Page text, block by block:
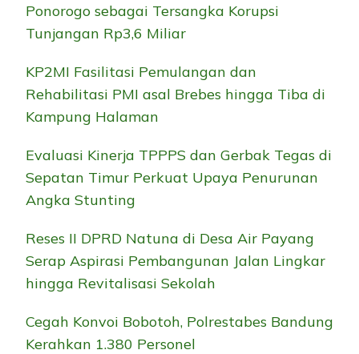
Ponorogo sebagai Tersangka Korupsi
Tunjangan Rp3,6 Miliar
KP2MI Fasilitasi Pemulangan dan
Rehabilitasi PMI asal Brebes hingga Tiba di
Kampung Halaman
Evaluasi Kinerja TPPPS dan Gerbak Tegas di
Sepatan Timur Perkuat Upaya Penurunan
Angka Stunting
Reses II DPRD Natuna di Desa Air Payang
Serap Aspirasi Pembangunan Jalan Lingkar
hingga Revitalisasi Sekolah
Cegah Konvoi Bobotoh, Polrestabes Bandung
Kerahkan 1.380 Personel